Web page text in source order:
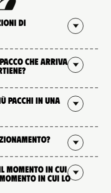
di
che arriva
pacchi in una
momento in cui
in cui lo